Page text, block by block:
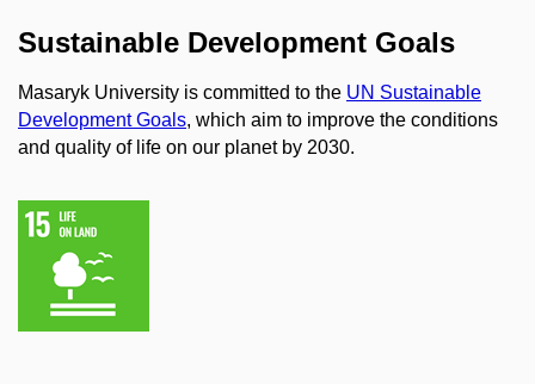
Sustainable Development Goals
Masaryk University is committed to the UN Sustainable
Development Goals, which aim to improve the conditions
and quality of life on our planet by 2030.